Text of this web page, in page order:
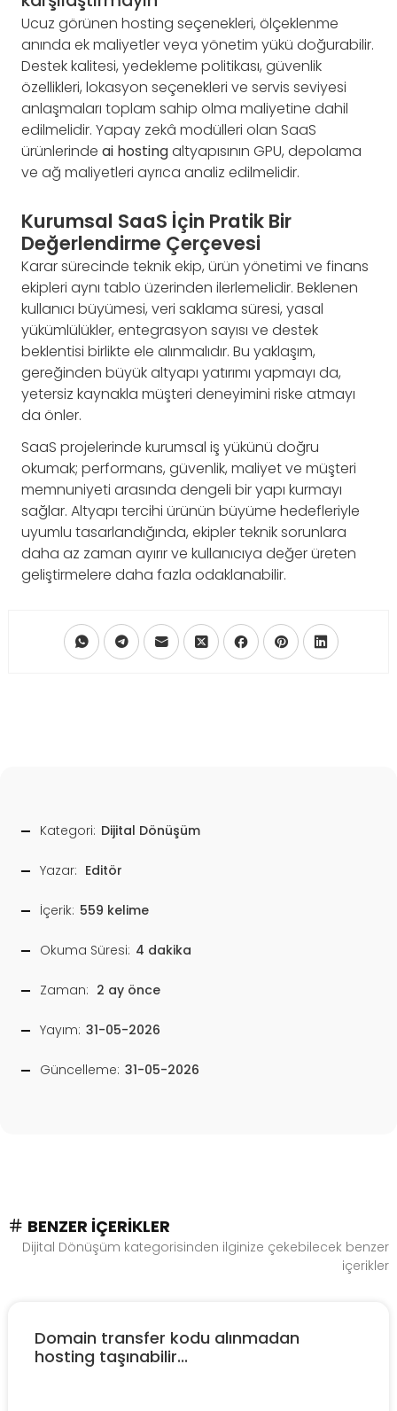
Ucuz görünen hosting seçenekleri, ölçeklenme
anında ek maliyetler veya yönetim yükü doğurabilir.
Destek kalitesi, yedekleme politikası, güvenlik
özellikleri, lokasyon seçenekleri ve servis seviyesi
anlaşmaları toplam sahip olma maliyetine dahil
edilmelidir. Yapay zekâ modülleri olan SaaS
ürünlerinde ai hostingaltyapısının GPU, depolama
ve ağ maliyetleri ayrıca analiz edilmelidir.
Kurumsal SaaS İçin Pratik Bir
Değerlendirme Çerçevesi
Karar sürecinde teknik ekip, ürün yönetimi ve finans
ekipleri aynı tablo üzerinden ilerlemelidir. Beklenen
kullanıcı büyümesi, veri saklama süresi, yasal
yükümlülükler, entegrasyon sayısı ve destek
beklentisi birlikte ele alınmalıdır. Bu yaklaşım,
gereğinden büyük altyapı yatırımı yapmayı da,
yetersiz kaynakla müşteri deneyimini riske atmayı
da önler.
SaaS projelerinde kurumsal iş yükünü doğru
okumak; performans, güvenlik, maliyet ve müşteri
memnuniyeti arasında dengeli bir yapı kurmayı
sağlar. Altyapı tercihi ürünün büyüme hedefleriyle
uyumlu tasarlandığında, ekipler teknik sorunlara
daha az zaman ayırır ve kullanıcıya değer üreten
geliştirmelere daha fazla odaklanabilir.
Kategori: Dijital Dönüşüm
Yazar: Editör
İçerik: 559 kelime
Okuma Süresi: 4 dakika
Zaman: 2 ay önce
Yayım: 31-05-2026
Güncelleme: 31-05-2026
BENZER İÇERIKLER
Dijital Dönüşüm kategorisinden ilginize çekebilecek benzer
içerikler
Domain transfer kodu alınmadan
hosting taşınabilir...